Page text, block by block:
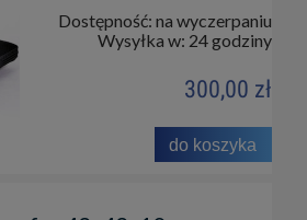
Dostępność: na wyczerpaniu
Wysyłka w: 24 godziny
300,00 zł
do koszyka